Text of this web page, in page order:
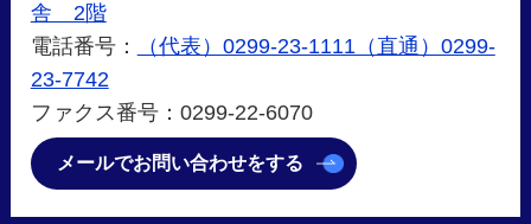
舎 2階
電話番号：
（代表）0299-23-1111（直通）0299-
23-7742
ファクス番号：0299-22-6070
メールでお問い合わせをする